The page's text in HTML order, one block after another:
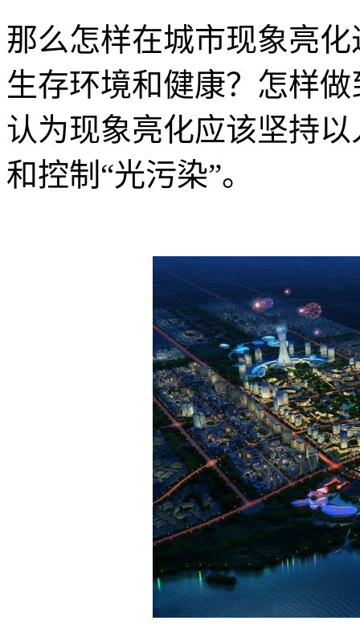
那么怎样在城市现象亮
生存环境和健康？怎样
认为现象亮化应该坚持
和控制“光污染”。